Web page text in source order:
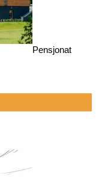
Pensjonat